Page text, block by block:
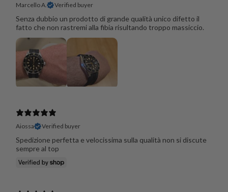
Marcello A. Verified buyer
Senza dubbio un prodotto di grande qualità unico difetto il
fatto che non rastremi alla fibia risultando troppo massiccio.
Aiossa Verified buyer
Spedizione perfetta e velocissima sulla qualità non si discute
sempre al top